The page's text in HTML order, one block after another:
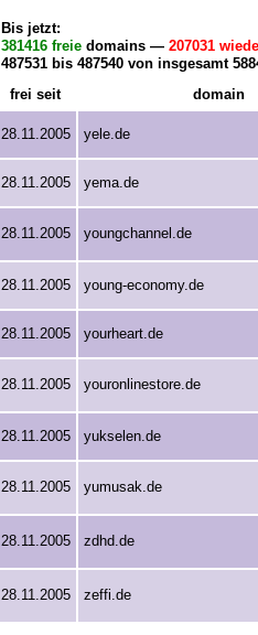
Bis jetzt:
381416 freiedomains — 207031
487531 bis 487540 von insgesamt
frei seit
domain
28.11.2005 yele.de
28.11.2005 yema.de
28.11.2005 youngchannel.de
28.11.2005 young-economy.de
28.11.2005 yourheart.de
28.11.2005 youronlinestore.de
28.11.2005 yukselen.de
28.11.2005 yumusak.de
28.11.2005 zdhd.de
28.11.2005 zeffi.de